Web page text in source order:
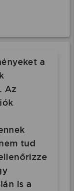
a
Az
tud
is a